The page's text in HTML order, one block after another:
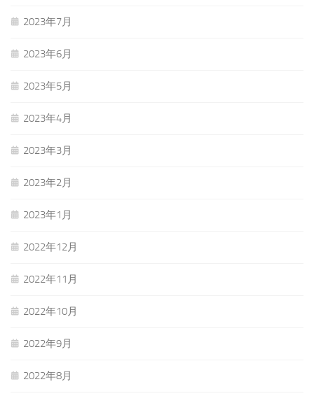
2023年7月
2023年6月
2023年5月
2023年4月
2023年3月
2023年2月
2023年1月
2022年12月
2022年11月
2022年10月
2022年9月
2022年8月